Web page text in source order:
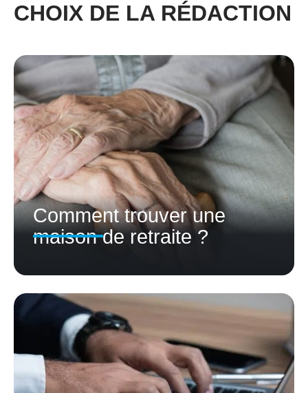
CHOIX DE LA RÉDACTION
Comment trouver une
maison de retraite ?